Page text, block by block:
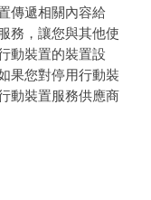
傳遞相關內容給
務，讓您與其他使
動裝置的裝置設
果您對停用行動裝
動裝置服務供應商